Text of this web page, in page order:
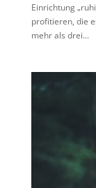
Einrichtung
profitieren, die
mehr als drei...